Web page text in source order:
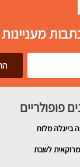
מעניינות
פופולריים
בייגלה מלוח
לשבת